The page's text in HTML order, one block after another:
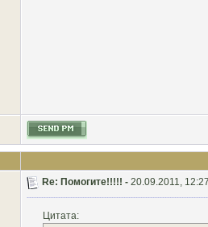
Re: Помогите!!!!! - 20.09.2011,
Цитата: